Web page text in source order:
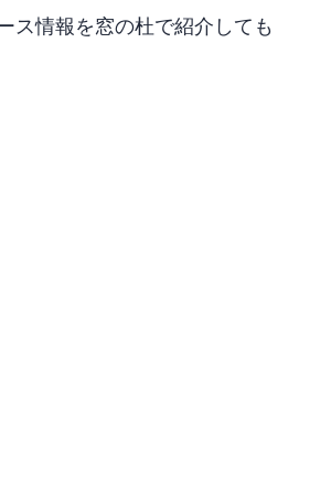
ス情報を窓の杜で紹介しても